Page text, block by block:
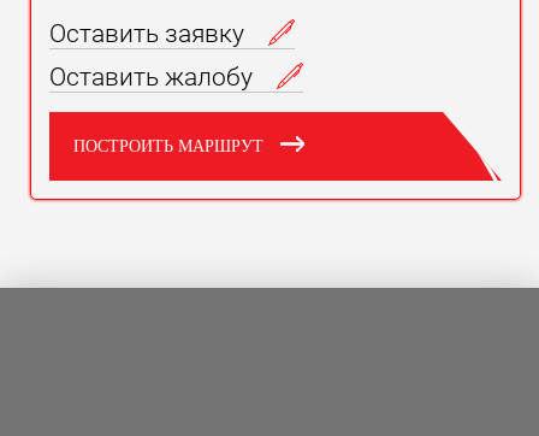
Оставить заявку
Оставить жалобу
ПОСТРОИТЬ МАРШРУТ